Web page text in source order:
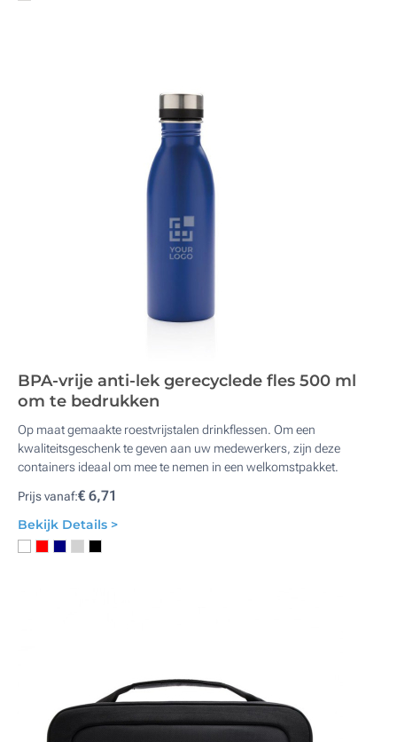
BPA-vrije anti-lek gerecyclede fles 500 ml
om te bedrukken
Op maat gemaakte roestvrijstalen drinkflessen. Om een ​​
kwaliteitsgeschenk te geven aan uw medewerkers, zijn deze
containers ideaal om mee te nemen in een welkomstpakket.
Prijs vanaf:€ 6,71
Bekijk Details >